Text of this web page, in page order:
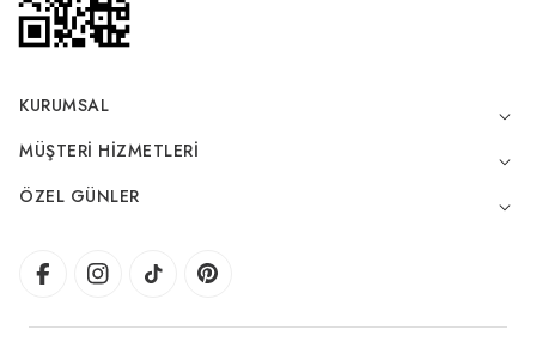
KURUMSAL
MÜŞTERI HIZMETLERI
ÖZEL GÜNLER